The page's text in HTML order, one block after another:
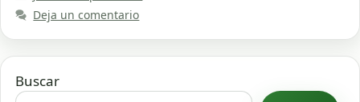
Deja un comentario
Buscar